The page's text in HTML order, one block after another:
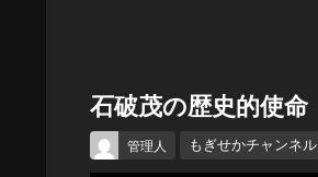
石破茂の歴史的使命
管理人 もぎせかチャンネル